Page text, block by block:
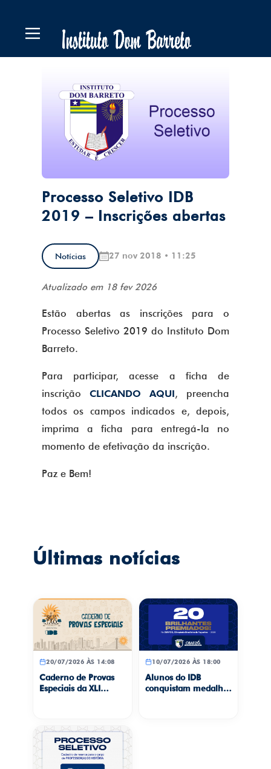
Processo Seletivo IDB
2019 – Inscrições abertas
Notícias 27 nov 2018 • 11:25
Atualizado em 18 fev 2026
Estão abertas as inscrições para o
Processo Seletivo 2019 do Instituto Dom
Barreto.
Para participar, acesse a ficha de
inscrição CLICANDO AQUI, preencha
todos os campos indicados e, depois,
imprima a ficha para entregá-la no
momento de efetivação da inscrição.
Paz e Bem!
Últimas notícias
20/07/2026 ÀS 14:08
Caderno de Provas
Especiais da XLI
10/07/2026 ÀS 18:00
Alunos do IDB
conquistam medalhas